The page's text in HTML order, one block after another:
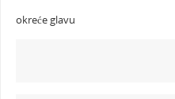
okreće glavu